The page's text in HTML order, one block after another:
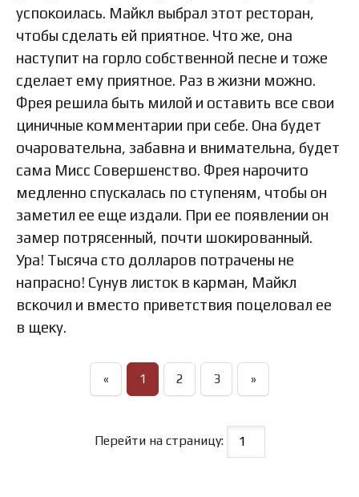
успокоилась. Майкл выбрал этот ресторан,
чтобы сделать ей приятное. Что же, она
наступит на горло собственной песне и тоже
сделает ему приятное. Раз в жизни можно.
Фрея решила быть милой и оставить все свои
циничные комментарии при себе. Она будет
очаровательна, забавна и внимательна, будет
сама Мисс Совершенство. Фрея нарочито
медленно спускалась по ступеням, чтобы он
заметил ее еще издали. При ее появлении он
замер потрясенный, почти шокированный.
Ура! Тысяча сто долларов потрачены не
напрасно! Сунув листок в карман, Майкл
вскочил и вместо приветствия поцеловал ее
в щеку.
« 1 2 3 »
Перейти на страницу: